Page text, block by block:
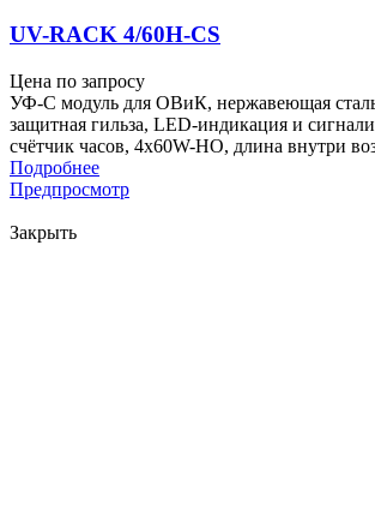
UV-RACK 4/60H-CS
Цена по запросу
УФ-С модуль для ОВиК, нержавеющая
защитная гильза, LED-индикация и
счётчик часов, 4x60W-HO, длина внутри
Подробнее
Предпросмотр
Закрыть